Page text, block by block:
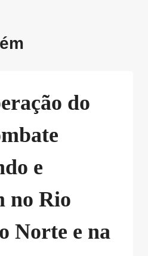
do
e
no Rio
Norte e na